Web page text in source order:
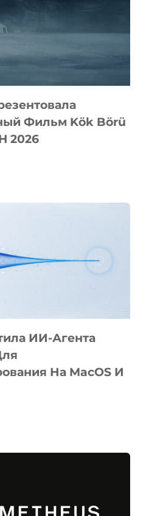
Фильм Kök Börü
2026
ИИ-Агента
На MacOS И